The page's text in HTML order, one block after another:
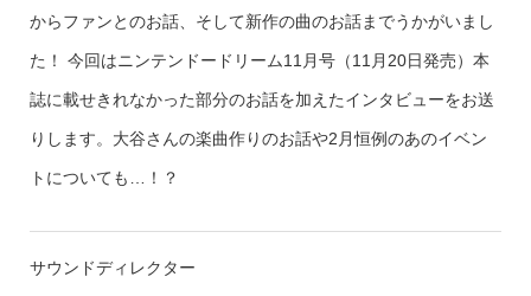
からファンとのお話、そして新作の曲のお話までうかがいまし
た！ 今回はニンテンドードリーム11月号（11月20日発売）本
誌に載せきれなかった部分のお話を加えたインタビューをお送
りします。大谷さんの楽曲作りのお話や2月恒例のあのイベン
トについても…！？
サウンドディレクター